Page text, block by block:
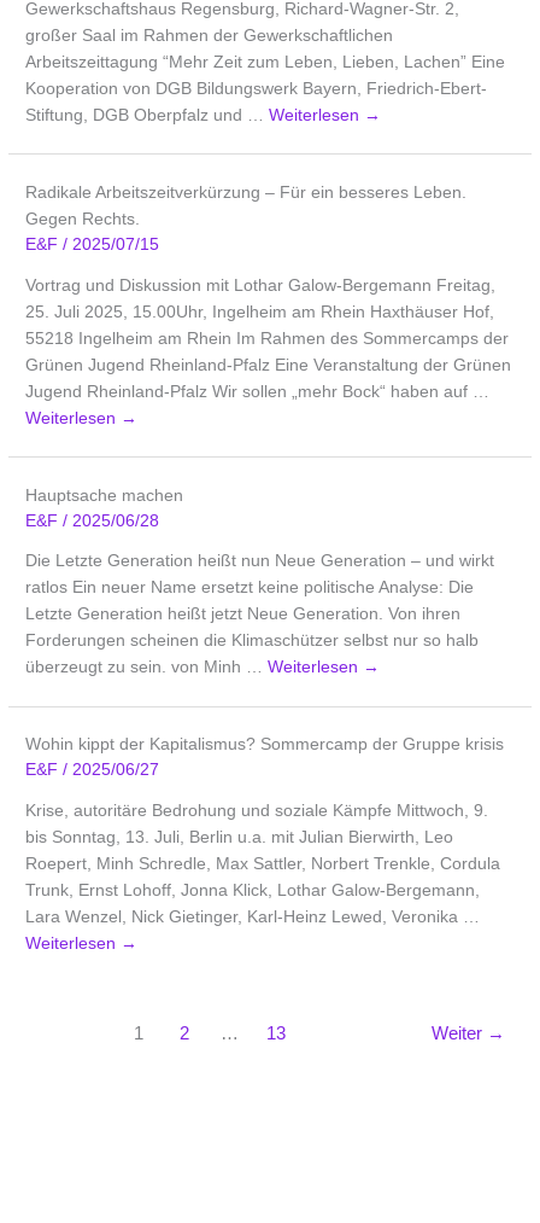
Gewerkschaftshaus Regensburg, Richard-Wagner-Str. 2,
großer Saal im Rahmen der Gewerkschaftlichen
Arbeitszeittagung “Mehr Zeit zum Leben, Lieben, Lachen” Eine
Kooperation von DGB Bildungswerk Bayern, Friedrich-Ebert-
Stiftung, DGB Oberpfalz und …Weiterlesen →
Radikale Arbeitszeitverkürzung – Für ein besseres Leben.
Gegen Rechts.
E&F/ 2025/07/15
Vortrag und Diskussion mit Lothar Galow-Bergemann Freitag,
25. Juli 2025, 15.00Uhr, Ingelheim am Rhein Haxthäuser Hof,
55218 Ingelheim am Rhein Im Rahmen des Sommercamps der
Grünen Jugend Rheinland-Pfalz Eine Veranstaltung der Grünen
Jugend Rheinland-Pfalz Wir sollen „mehr Bock“ haben auf …
Weiterlesen →
Hauptsache machen
E&F/ 2025/06/28
Die Letzte Generation heißt nun Neue Generation – und wirkt
ratlos Ein neuer Name ersetzt keine politische Analyse: Die
Letzte Generation heißt jetzt Neue Generation. Von ihren
Forderungen scheinen die Klimaschützer selbst nur so halb
überzeugt zu sein. von Minh …Weiterlesen →
Wohin kippt der Kapitalismus? Sommercamp der Gruppe krisis
E&F/2025/06/27
Krise, autoritäre Bedrohung und soziale Kämpfe Mittwoch, 9.
bis Sonntag, 13. Juli, Berlin u.a. mit Julian Bierwirth, Leo
Roepert, Minh Schredle, Max Sattler, Norbert Trenkle, Cordula
Trunk, Ernst Lohoff, Jonna Klick, Lothar Galow-Bergemann,
Lara Wenzel, Nick Gietinger, Karl-Heinz Lewed, Veronika …
Weiterlesen →
1 2 … 13 Weiter →